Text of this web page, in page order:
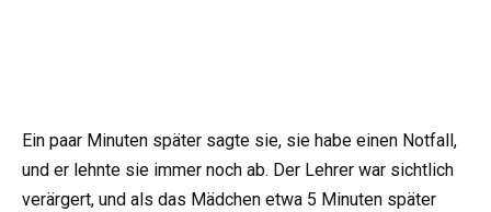
Ein paar Minuten später sagte sie, sie habe einen Notfall,
und er lehnte sie immer noch ab. Der Lehrer war sichtlich
verärgert, und als das Mädchen etwa 5 Minuten später